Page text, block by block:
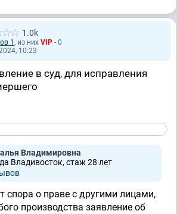
1.0k
1 , из них VIP - 0
10:23
в суд, для исправления
Владимировна
Владивосток, стаж 28 лет
спора о праве с другими лицами,
производства заявление об